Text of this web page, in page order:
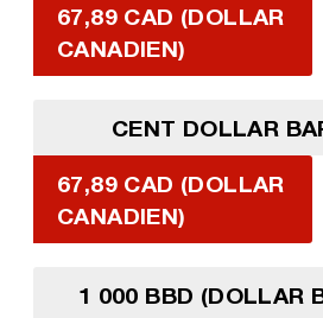
67,89 CAD (DOLLAR
CANADIEN)
CENT DOLLAR
67,89 CAD (DOLLAR
CANADIEN)
1 000 BBD (DOLLAR